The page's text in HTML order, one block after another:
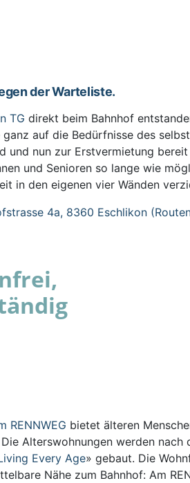
der Warteliste.
TG direkt beim Bahnhof
ganz auf die Bedürfnisse des
und nun zur Erstvermietung
und Senioren so lange wie
in den eigenen vier Wänden
4a, 8360 Eschlikon
RENNWEG bietet älteren
Alterswohnungen werden nach
Every Age» gebaut. Die
Nähe zum Bahnhof: Am